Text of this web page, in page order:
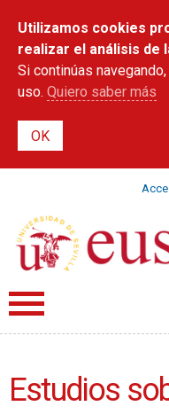
Utilizamos cookies
realizar el análisis de
Si continúas
uso. Quiero saber más
Estudios